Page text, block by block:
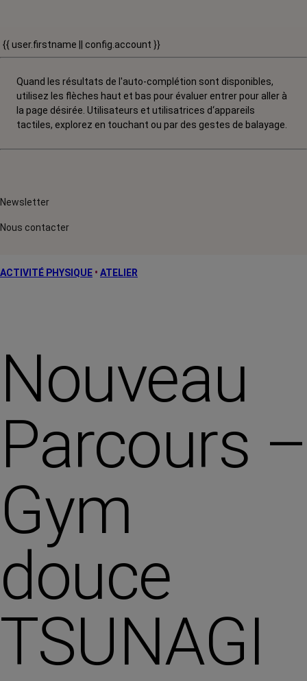
{{ user.firstname || config.account }}
Quand les résultats de l'auto-complétion sont disponibles,
utilisez les flèches haut et bas pour évaluer entrer pour aller à
la page désirée. Utilisateurs et utilisatrices d‘appareils
tactiles, explorez en touchant ou par des gestes de balayage.
Newsletter
Nous contacter
ACTIVITÉ PHYSIQUE • ATELIER
Nouveau
Parcours –
Gym
douce
TSUNAGI